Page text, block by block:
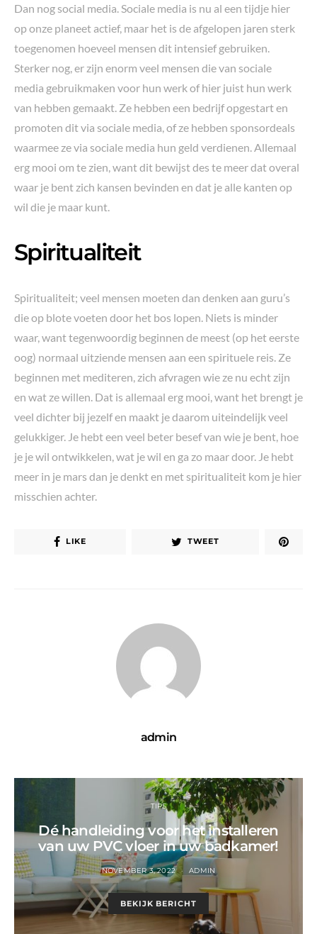
Dan nog social media. Sociale media is nu al een tijdje hier
op onze planeet actief, maar het is de afgelopen jaren sterk
toegenomen hoeveel mensen dit intensief gebruiken.
Sterker nog, er zijn enorm veel mensen die van sociale
media gebruikmaken voor hun werk of hier juist hun werk
van hebben gemaakt. Ze hebben een bedrijf opgestart en
promoten dit via sociale media, of ze hebben sponsordeals
waarmee ze via sociale media hun geld verdienen. Allemaal
erg mooi om te zien, want dit bewijst des te meer dat overal
waar je bent zich kansen bevinden en dat je alle kanten op
wil die je maar kunt.
Spiritualiteit
Spiritualiteit; veel mensen moeten dan denken aan guru’s
die op blote voeten door het bos lopen. Niets is minder
waar, want tegenwoordig beginnen de meest (op het eerste
oog) normaal uitziende mensen aan een spirituele reis. Ze
beginnen met mediteren, zich afvragen wie ze nu echt zijn
en wat ze willen. Dat is allemaal erg mooi, want het brengt je
veel dichter bij jezelf en maakt je daarom uiteindelijk veel
gelukkiger. Je hebt een veel beter besef van wie je bent, hoe
je je wil ontwikkelen, wat je wil en ga zo maar door. Je hebt
meer in je mars dan je denkt en met spiritualiteit kom je hier
misschien achter.
LIKE TWEET
admin
TIPS
Dé handleiding voor het installeren
van uw PVC vloer in uw badkamer!
NOVEMBER 3, 2022 ADMIN
BEKIJK BERICHT